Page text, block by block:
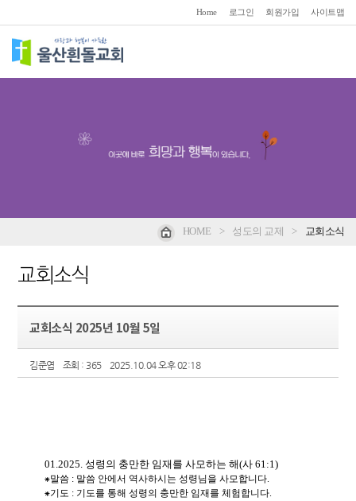
Home 로그인 회원가입 사이트맵
HOME > 성도의 교제 > 교회소식
교회소식
교회소식 2025년 10월 5일
김준엽 조회 : 365 2025.10.04 오후 02:18
01.2025. 성령의 충만한 임재를 사모하는 해(사61:1)
⁕말씀 : 말씀 안에서 역사하시는 성령님을 사모합니다.
⁕기도 : 기도를 통해 성령의 충만한 임재를 체험합니다.